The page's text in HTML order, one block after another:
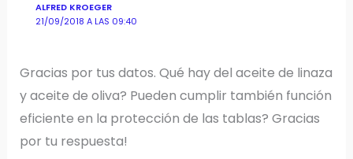
ALFRED KROEGER
21/09/2018 A LAS 09:40
Gracias por tus datos. Qué hay del aceite de linaza
y aceite de oliva? Pueden cumplir también función
eficiente en la protección de las tablas? Gracias
por tu respuesta!